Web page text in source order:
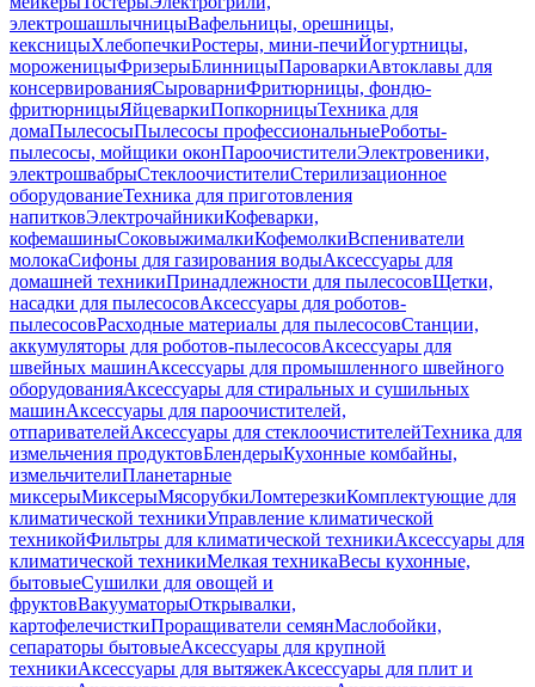
электрошашлычницыВафельницы, орешницы,
кексницыХлебопечкиРостеры, мини-печиЙогуртницы,
мороженицыФризерыБлинницыПароваркиАвтоклавы для
консервированияСыроварниФритюрницы, фондю-
фритюрницыЯйцеваркиПопкорницыТехника для
домаПылесосыПылесосы профессиональныеРоботы-
пылесосы, мойщики оконПароочистителиЭлектровеники,
электрошвабрыСтеклоочистителиСтерилизационное
оборудованиеТехника для приготовления
напитковЭлектрочайникиКофеварки,
кофемашиныСоковыжималкиКофемолкиВспениватели
молокаСифоны для газирования водыАксессуары для
домашней техникиПринадлежности для пылесосовЩетки,
насадки для пылесосовАксессуары для роботов-
пылесосовРасходные материалы для пылесосовСтанции,
аккумуляторы для роботов-пылесосовАксессуары для
швейных машинАксессуары для промышленного швейного
оборудованияАксессуары для стиральных и сушильных
машинАксессуары для пароочистителей,
отпаривателейАксессуары для стеклоочистителейТехника для
измельчения продуктовБлендерыКухонные комбайны,
измельчителиПланетарные
миксерыМиксерыМясорубкиЛомтерезкиКомплектующие для
климатической техникиУправление климатической
техникойФильтры для климатической техникиАксессуары для
климатической техникиМелкая техникаВесы кухонные,
бытовыеСушилки для овощей и
фруктовВакууматорыОткрывалки,
картофелечисткиПроращиватели семянМаслобойки,
сепараторы бытовыеАксессуары для крупной
техникиАксессуары для вытяжекАксессуары для плит и